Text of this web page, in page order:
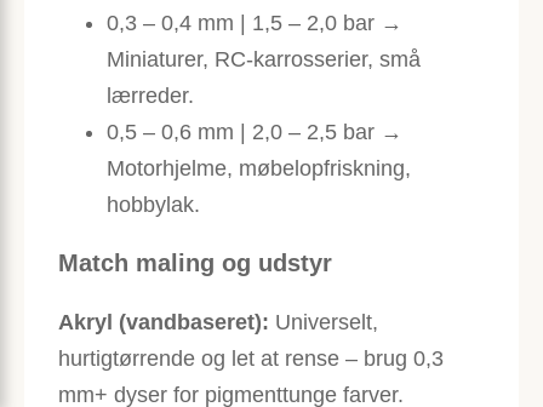
0,3 – 0,4 mm | 1,5 – 2,0 bar →
Miniaturer, RC-karrosserier, små
lærreder.
0,5 – 0,6 mm | 2,0 – 2,5 bar →
Motorhjelme, møbel­opfriskning,
hobbylak.
Match maling og udstyr
Akryl (vandbaseret): Universelt,
hurtigtørrende og let at rense – brug 0,3
mm+ dyser for pigmenttunge farver.